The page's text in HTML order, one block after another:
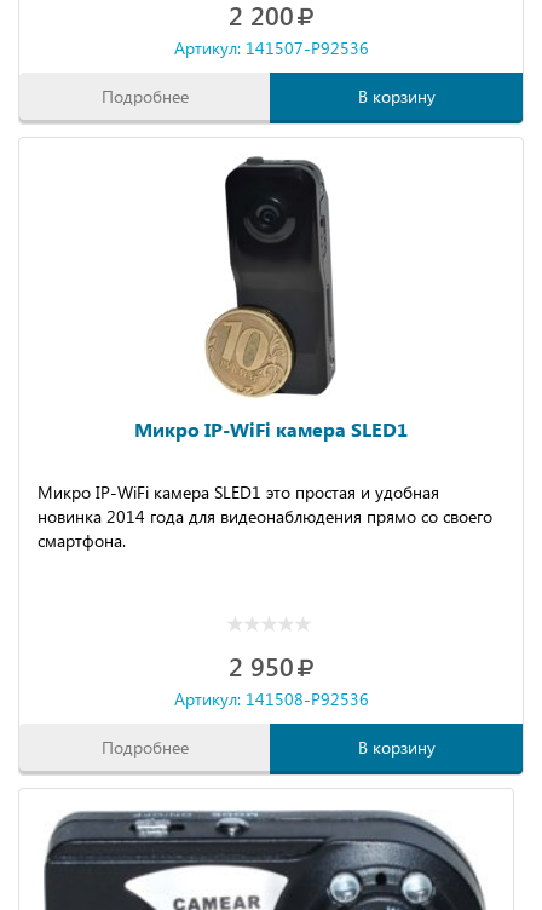
2 200
Артикул: 141507-P92536
Подробнее В корзину
Микро IP-WiFi камера SLED1
Микро IP-WiFi камера SLED1 это простая и удобная
новинка 2014 года для видеонаблюдения прямо со своего
смартфона.
2 950
Артикул: 141508-P92536
Подробнее В корзину